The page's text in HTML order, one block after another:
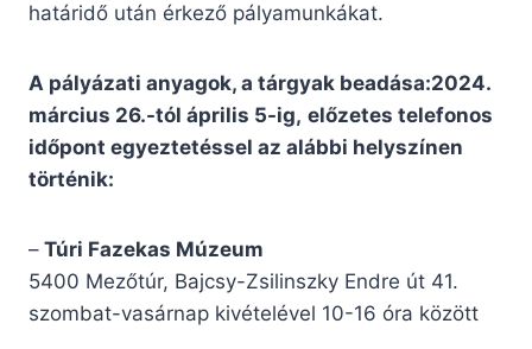
határidő után érkező pályamunkákat.
A pályázati anyagok, a tárgyak beadása:2024.
március 26.-tól április 5-ig, előzetes telefonos
időpont egyeztetéssel az alábbi helyszínen
történik:
– Túri Fazekas Múzeum
5400 Mezőtúr, Bajcsy-Zsilinszky Endre út 41.
szombat-vasárnap kivételével 10-16 óra között